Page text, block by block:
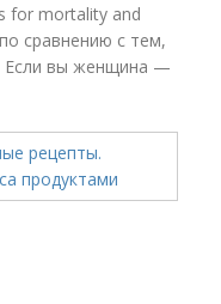
for mortality and
сравнению с тем,
Если вы женщина —